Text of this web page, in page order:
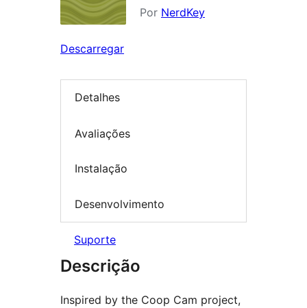
Por NerdKey
Descarregar
Detalhes
Avaliações
Instalação
Desenvolvimento
Suporte
Descrição
Inspired by the Coop Cam project,